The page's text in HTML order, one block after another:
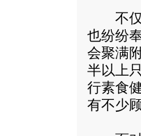
不仅
也纷纷
会聚满
半以上
行素食
有不少